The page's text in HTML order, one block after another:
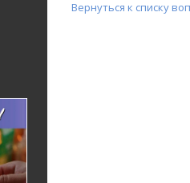
Вернуться к списку